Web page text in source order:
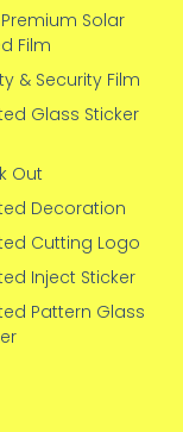
Premium Solar
Film
& Security Film
Glass Sticker
Out
Decoration
Cutting Logo
Inject Sticker
Pattern Glass